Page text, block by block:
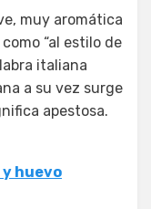
muy aromática
“al estilo de
italiana
a su vez surge
apestosa.
huevo